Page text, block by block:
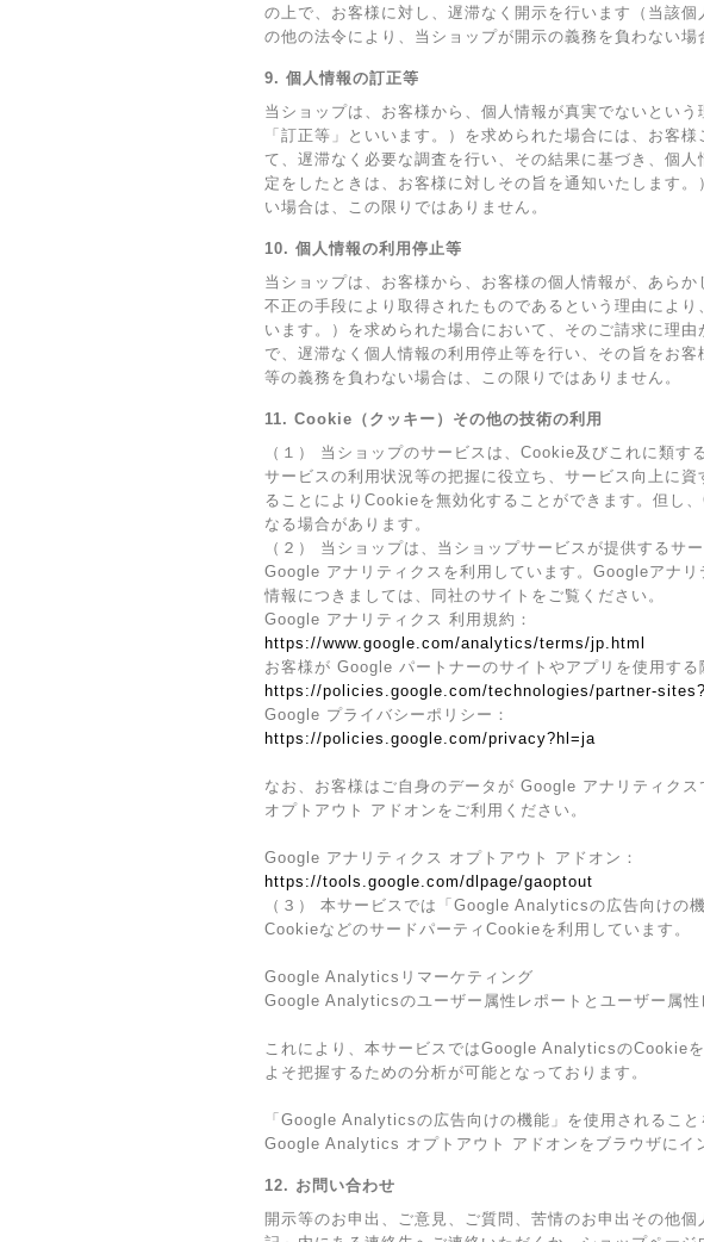
の上で、お客様に対し、遅滞なく開示を行います（当該
の他の法令により、当ショップが開示の義務を負わない場
9. 個人情報の訂正等
当ショップは、お客様から、個人情報が真実でないとい
「訂正等」といいます。）を求められた場合には、お客
て、遅滞なく必要な調査を行い、その結果に基づき、個
定をしたときは、お客様に対しその旨を通知いたします
い場合は、この限りではありません。
10. 個人情報の利用停止等
当ショップは、お客様から、お客様の個人情報が、あら
不正の手段により取得されたものであるという理由によ
います。）を求められた場合において、そのご請求に理
で、遅滞なく個人情報の利用停止等を行い、その旨をお
等の義務を負わない場合は、この限りではありません。
11. Cookie（クッキー）その他の技術の利用
（１） 当ショップのサービスは、Cookie及びこれに類
サービスの利用状況等の把握に役立ち、サービス向上に
ることによりCookieを無効化することができます。但し
なる場合があります。
（２） 当ショップは、当ショップサービスが提供する
Google アナリティクスを利用しています。Googleアナ
情報につきましては、同社のサイトをご覧ください。
Google アナリティクス 利用規約：
https://www.google.com/analytics/terms/jp.html
お客様が Google パートナーのサイトやアプリを使用す
https://policies.google.com/technologies/partner-
Google プライバシーポリシー：
https://policies.google.com/privacy?hl=ja
なお、お客様はご自身のデータが Google アナリティク
オプトアウト アドオンをご利用ください。
Google アナリティクス オプトアウト アドオン：
https://tools.google.com/dlpage/gaoptout
（３） 本サービスでは「Google Analyticsの広告向けの
CookieなどのサードパーティCookieを利用しています。
Google Analyticsリマーケティング
Google Analyticsのユーザー属性レポートとユーザー属性
これにより、本サービスではGoogle AnalyticsのCookie
よそ把握するための分析が可能となっております。
「Google Analyticsの広告向けの機能」を使用されるこ
Google Analytics オプトアウト アドオンをブラウザにイ
12. お問い合わせ
開示等のお申出、ご意見、ご質問、苦情のお申出その他